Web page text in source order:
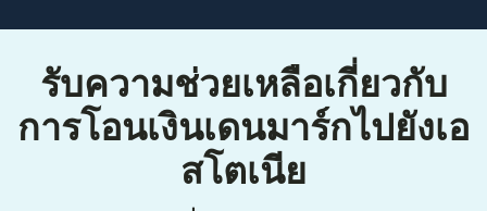
รับความช่วยเหลือเกี่ยวกับ
การโอนเงินเดนมาร์กไปยังเอ
สโตเนีย